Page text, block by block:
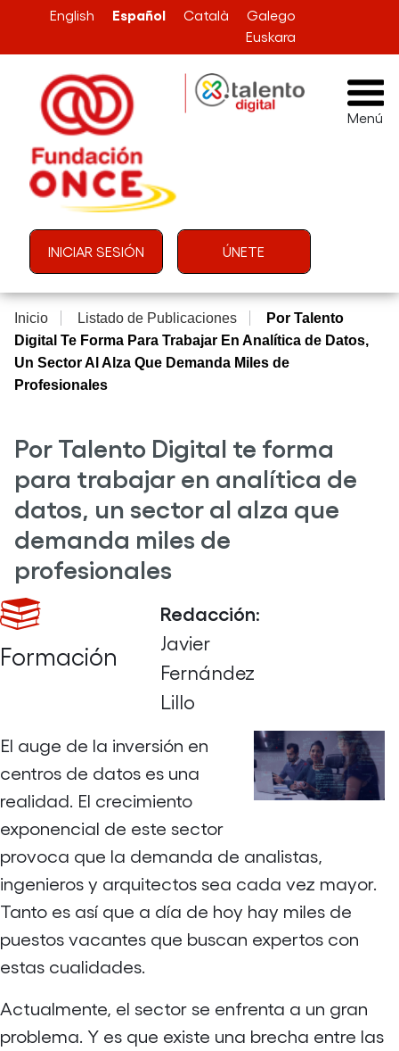
Pasar al contenido principal
English Español Català
Galego
Euskara
Menú
Menú de cuenta de usuario
INICIAR SESIÓN ÚNETE
Inicio Listado de Publicaciones
Por Talento
Digital Te Forma Para Trabajar En Analítica de Datos,
Un Sector Al Alza Que Demanda Miles de
Profesionales
Por Talento Digital te forma
para trabajar en analítica de
datos, un sector al alza que
demanda miles de
profesionales
Formación
Redacción:
Javier
Fernández
Lillo
El auge de la inversión en
centros de datos es una
realidad. El crecimiento
exponencial de este sector
provoca que la demanda de analistas,
ingenieros y arquitectos sea cada vez mayor.
Tanto es así que a día de hoy hay miles de
puestos vacantes que buscan expertos con
estas cualidades.
Actualmente, el sector se enfrenta a un gran
problema. Y es que existe una brecha entre las